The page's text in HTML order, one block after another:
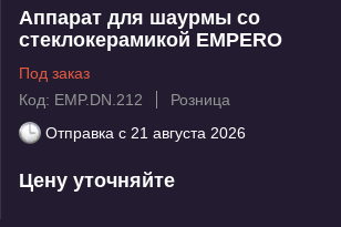
Аппарат для шаурмы со
стеклокерамикой EMPERO
Под заказ
Код: EMP.DN.212
Розница
Отправка с 21 августа 2026
Цену уточняйте